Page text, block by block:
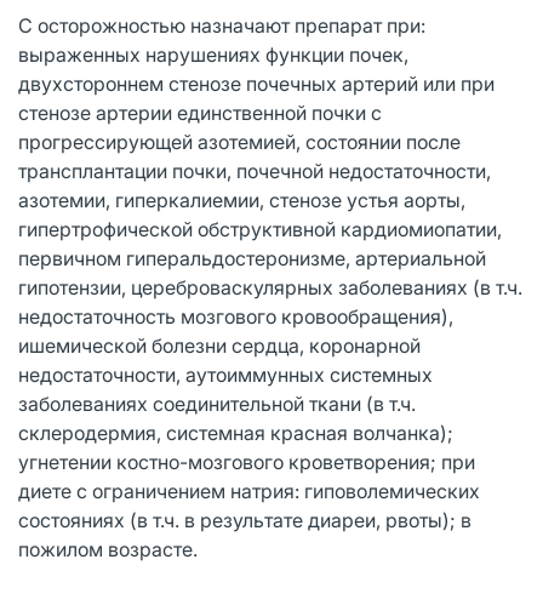
С осторожностью назначают препарат при:
выраженных нарушениях функции почек,
двухстороннем стенозе почечных артерий или при
стенозе артерии единственной почки с
прогрессирующей азотемией, состоянии после
трансплантации почки, почечной недостаточности,
азотемии, гиперкалиемии, стенозе устья аорты,
гипертрофической обструктивной кардиомиопатии,
первичном гиперальдостеронизме, артериальной
гипотензии, цереброваскулярных заболеваниях (в т.ч.
недостаточность мозгового кровообращения),
ишемической болезни сердца, коронарной
недостаточности, аутоиммунных системных
заболеваниях соединительной ткани (в т.ч.
склеродермия, системная красная волчанка);
угнетении костно-мозгового кроветворения; при
диете с ограничением натрия: гиповолемических
состояниях (в т.ч. в результате диареи, рвоты); в
пожилом возрасте.